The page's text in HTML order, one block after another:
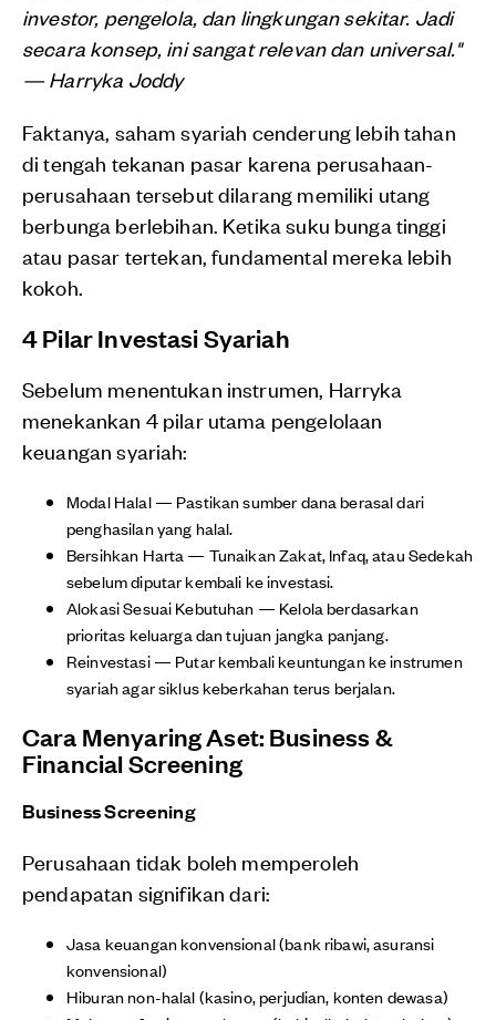
investor, pengelola, dan lingkungan sekitar. Jadi
secara konsep, ini sangat relevan dan universal."
— Harryka Joddy
Faktanya, saham syariah cenderung lebih tahan
di tengah tekanan pasar karena perusahaan-
perusahaan tersebut dilarang memiliki utang
berbunga berlebihan. Ketika suku bunga tinggi
atau pasar tertekan, fundamental mereka lebih
kokoh.
4 Pilar Investasi Syariah
Sebelum menentukan instrumen, Harryka
menekankan 4 pilar utama pengelolaan
keuangan syariah:
Modal Halal — Pastikan sumber dana berasal dari
penghasilan yang halal.
Bersihkan Harta — Tunaikan Zakat, Infaq, atau Sedekah
sebelum diputar kembali ke investasi.
Alokasi Sesuai Kebutuhan — Kelola berdasarkan
prioritas keluarga dan tujuan jangka panjang.
Reinvestasi — Putar kembali keuntungan ke instrumen
syariah agar siklus keberkahan terus berjalan.
Cara Menyaring Aset: Business &
Financial Screening
Business Screening
Perusahaan tidak boleh memperoleh
pendapatan signifikan dari:
Jasa keuangan konvensional (bank ribawi, asuransi
konvensional)
Hiburan non-halal (kasino, perjudian, konten dewasa)